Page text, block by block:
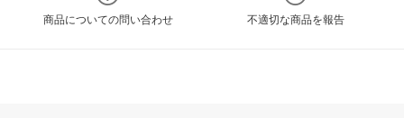
商品についての問い合わせ 不適切な商品を報告